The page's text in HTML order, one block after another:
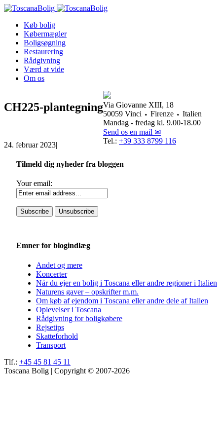
Køb bolig
Købermægler
Boligsøgning
Restaurering
Rådgivning
Værd at vide
Om os
CH225-plantegning
24. februar 2023|
Tilmeld dig nyheder fra bloggen
Your email:
Emner for blogindlæg
Andet og mere
Koncerter
Når du ejer en bolig i Toscana eller andre regioner i Italien
Naturens gaver – opskrifter m.m.
Om køb af ejendom i Toscana eller andre dele af Italien
Oplevelser i Toscana
Rådgivning for boligkøbere
Rejsetips
Skatteforhold
Transport
Via Giovanne XIII, 18
50059 Vinci ⬩ Firenze ⬩ Italien
Mandag - fredag kl. 9.00-18.00
Send os en mail ✉
Tel.: +39 333 8799 116
Tlf.: +45 45 81 45 11
Toscana Bolig | Copyright © 2007-2026